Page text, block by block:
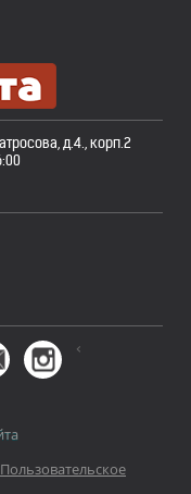
д.4., корп.2
<
Пользовательское